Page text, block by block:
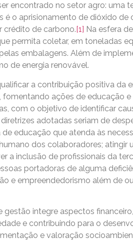
encontrado no setor agro: uma
o aprisionamento de dióxido de
crédito de carbono. [1] Na esfera
permita coletar, em toneladas
embalagens. Além de
de energia renovável.
a contribuição positiva da
ações de educação e
com o objetivo de identificar
adotadas seriam de
educação que atenda às
dos colaboradores; atingir
a inclusão de profissionais da
portadoras de alguma
e empreendedorismo além de
integre aspectos
e contribuindo para o
e valoração